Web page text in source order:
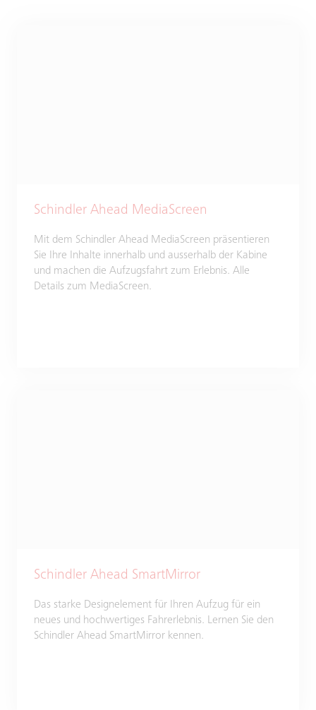
Schindler Ahead MediaScreen
Mit dem Schindler Ahead MediaScreen präsentieren
Sie Ihre Inhalte innerhalb und ausserhalb der Kabine
und machen die Aufzugsfahrt zum Erlebnis. Alle
Details zum MediaScreen.
Schindler Ahead SmartMirror
Das starke Designelement für Ihren Aufzug für ein
neues und hochwertiges Fahrerlebnis. Lernen Sie den
Schindler Ahead SmartMirror kennen.